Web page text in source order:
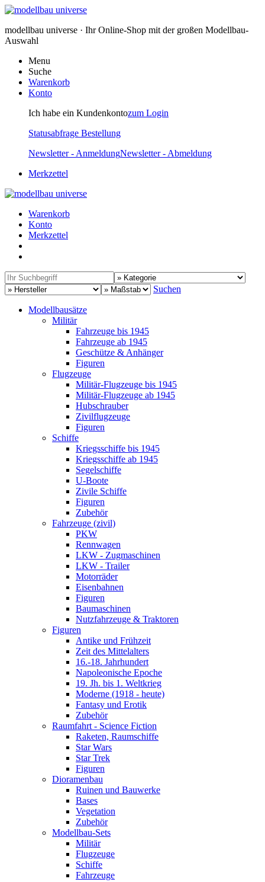
modellbau universe · Ihr Online-Shop mit der großen Modellbau-
Auswahl
Menu
Suche
Warenkorb
Konto
Ich habe ein Kundenkontozum Login
Statusabfrage Bestellung
Newsletter - AnmeldungNewsletter - Abmeldung
Merkzettel
Warenkorb
Konto
Merkzettel
Suchen
Modellbausätze
Militär
Fahrzeuge bis 1945
Fahrzeuge ab 1945
Geschütze & Anhänger
Figuren
Flugzeuge
Militär-Flugzeuge bis 1945
Militär-Flugzeuge ab 1945
Hubschrauber
Zivilflugzeuge
Figuren
Schiffe
Kriegsschiffe bis 1945
Kriegsschiffe ab 1945
Segelschiffe
U-Boote
Zivile Schiffe
Figuren
Zubehör
Fahrzeuge (zivil)
PKW
Rennwagen
LKW - Zugmaschinen
LKW - Trailer
Motorräder
Eisenbahnen
Figuren
Baumaschinen
Nutzfahrzeuge & Traktoren
Figuren
Antike und Frühzeit
Zeit des Mittelalters
16.-18. Jahrhundert
Napoleonische Epoche
19. Jh. bis 1. Weltkrieg
Moderne (1918 - heute)
Fantasy und Erotik
Zubehör
Raumfahrt - Science Fiction
Raketen, Raumschiffe
Star Wars
Star Trek
Figuren
Dioramenbau
Ruinen und Bauwerke
Bases
Vegetation
Zubehör
Modellbau-Sets
Militär
Flugzeuge
Schiffe
Fahrzeuge